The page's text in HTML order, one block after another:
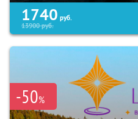
1740 руб.
13900руб.
-50%